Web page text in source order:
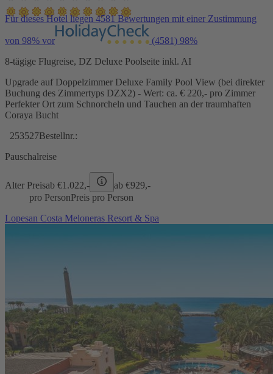
Für dieses Hotel liegen 4581 Bewertungen mit einer Zustimmung
von 98% vor (4581) 98%
8-tägige Flugreise, DZ Deluxe Poolseite inkl. AI
Upgrade auf Doppelzimmer Deluxe Family Pool View (bei direkter
Buchung des Zimmertyps DZX2) - Wert: ca. € 220,- pro Zimmer
Perfekter Ort zum Schnorcheln und Tauchen an der traumhaften
Coraya Bucht
253527Bestellnr.:
Pauschalreise
Alter Preisab €1.022,- ab €929,-
pro PersonPreis pro Person
Lopesan Costa Meloneras Resort & Spa